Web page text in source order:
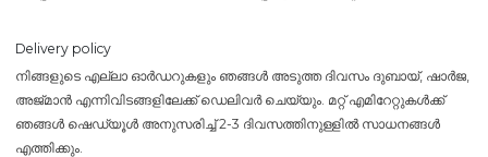
Delivery policy
നിങ്ങളുടെ എല്ലാ ഓർഡറുകളും ഞങ്ങൾ അടുത്ത ദിവസം ദുബായ്, ഷാർജ,
അജ്മാൻ എന്നിവിടങ്ങളിലേക്ക് ഡെലിവർ ചെയ്യും. മറ്റ് എമിറേറ്റുകൾക്ക്
ഞങ്ങൾ ഷെഡ്യൂൾ അനുസരിച്ച് 2-3 ദിവസത്തിനുള്ളിൽ സാധനങ്ങൾ
എത്തിക്കും.